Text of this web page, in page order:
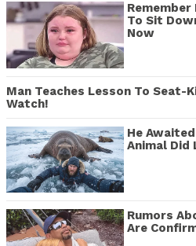
To Sit
Now
Man Teaches Lesson To Seat-
Watch!
He
Animal Did
Rumors
Are